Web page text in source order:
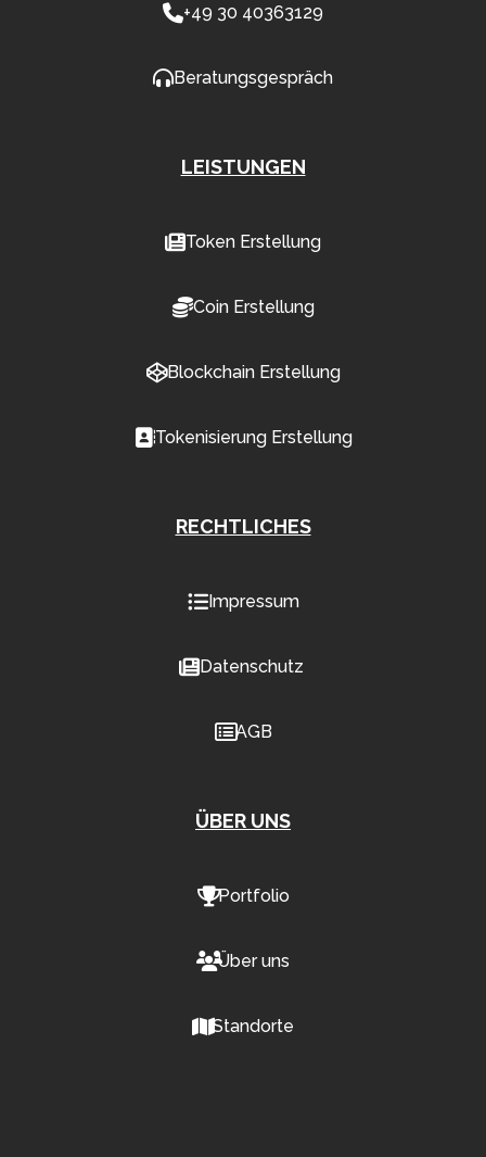
+49 30 40363129
Beratungsgespräch
LEISTUNGEN
Token Erstellung
Coin Erstellung
Blockchain Erstellung
Tokenisierung Erstellung
RECHTLICHES
Impressum
Datenschutz
AGB
ÜBER UNS
Portfolio
Über uns
Standorte